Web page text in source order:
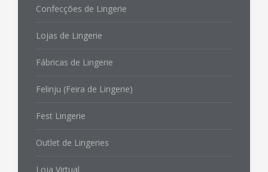
Confecções de Lingerie
Lojas de Lingerie
Fábricas de Lingerie
Felinju (Feira de Lingerie)
Fest Lingerie
Outlet de Lingeries
Loja Virtual